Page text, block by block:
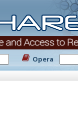
Opera